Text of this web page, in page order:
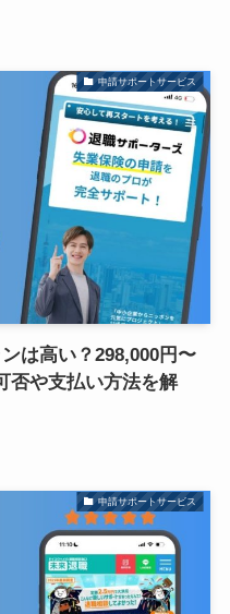
申請サポートサービス
は高い？298,000円〜
否や支払い方法を解
申請サポートサービス